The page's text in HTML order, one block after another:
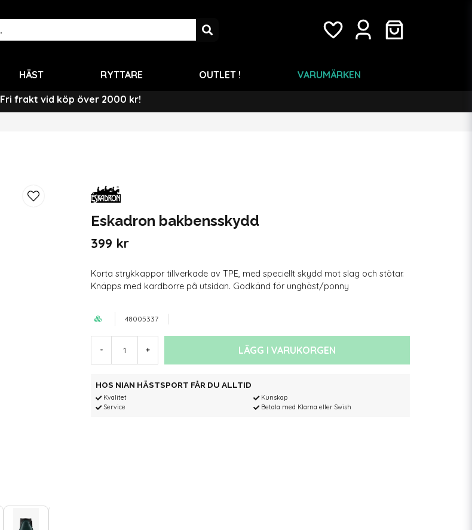
HÄST RYTTARE OUTLET ! VARUMÄRKEN
Fri frakt vid köp över 2000 kr!
Eskadron bakbensskydd
399 kr
Korta strykkappor tillverkade av TPE, med speciellt skydd mot slag och stötar.
Knäpps med kardborre på utsidan. Godkänd för unghäst/ponny
48005337
- + LÄGG I VARUKORGEN
HOS NIAN HÄSTSPORT FÅR DU ALLTID
Kvalitet
Service
Kunskap
Betala med Klarna eller Swish